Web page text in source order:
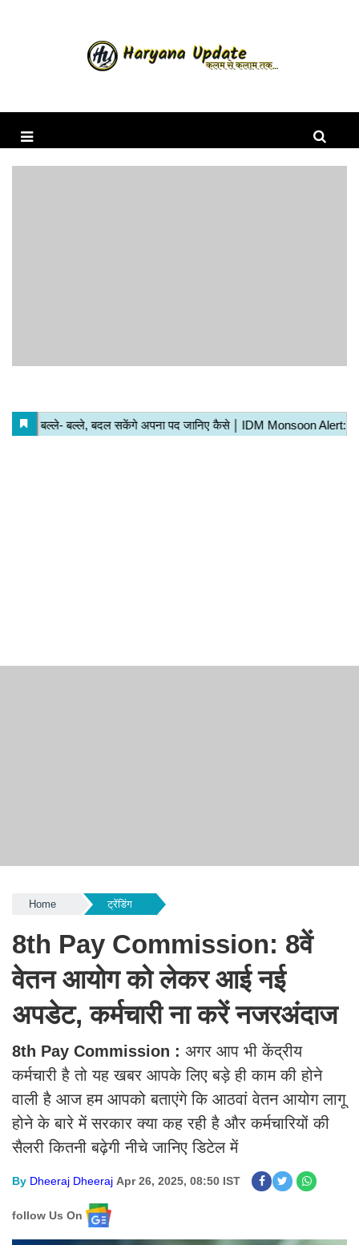
Home ट्रेंडिंग
8th Pay Commission: 8वें
वेतन आयोग को लेकर आई नई
अपडेट, कर्मचारी ना करें नजरअंदाज
8th Pay Commission : अगर आप भी केंद्रीय
कर्मचारी है तो यह खबर आपके लिए बड़े ही काम की होने
वाली है आज हम आपको बताएंगे कि आठवां वेतन आयोग लागू
होने के बारे में सरकार क्या कह रही है और कर्मचारियों की
सैलरी कितनी बढ़ेगी नीचे जानिए डिटेल में
By Dheeraj Dheeraj Apr 26, 2025, 08:50 IST
follow Us On